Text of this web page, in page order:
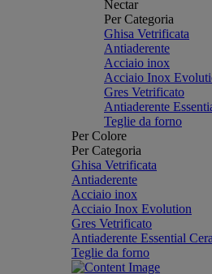
Nectar
Per Categoria
Ghisa Vetrificata
Antiaderente
Acciaio inox
Acciaio Inox
Gres Vetrificato
Antiaderente
Teglie da forno
Per Colore
Per Categoria
Ghisa Vetrificata
Antiaderente
Acciaio inox
Acciaio Inox Evolution
Gres Vetrificato
Antiaderente Essential
Teglie da forno